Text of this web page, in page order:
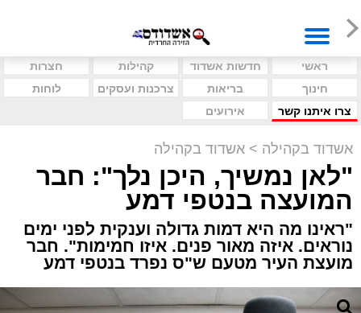
ראשי חדשות אשדוד קהילות
חצרות
חינוך
בריאות צרכנות ועסקים
לוחות
צרו איתנו קשר
אירועים
אשדוד בקהילה > אשדוד בקהילה
"לאן נמשיך, היכן נלך": חבר
המועצה בנטפי דמע
"ראינו מה היא דמות גדולה וענקית לפני ימים
נוראים. איזה מאור פנים. איזו חמימות". חבר
מועצת העיר מטעם ש"ס נפרד בנטפי דמע